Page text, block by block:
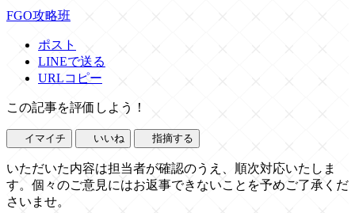
FGO攻略班
ポスト
LINEで送る
URLコピー
この記事を評価しよう！
イマイチ いいね 指摘する
いただいた内容は担当者が確認のうえ、順次対応いたしま
す。個々のご意見にはお返事できないことを予めご了承くだ
さいませ。